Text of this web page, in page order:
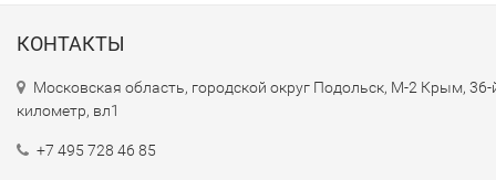
КОНТАКТЫ
Московская область, городской округ Подольск, М-2 Крым, 36-
километр, вл1
+7 495 728 46 85